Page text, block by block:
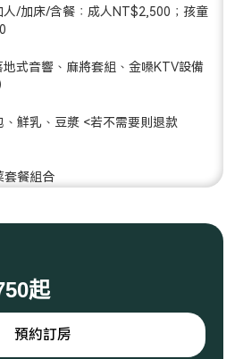
人/加床/含餐：成人NT$2,500；孩童
式音響、麻將套組、金嗓KTV設備
、鮮乳、豆漿 <若不需要則退款
套餐組合
璃水壺、茶杯。因應環保政策，一次
起
預約訂房